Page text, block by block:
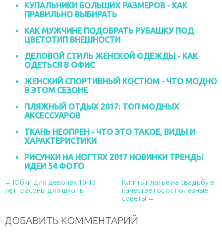
КУПАЛЬНИКИ БОЛЬШИХ РАЗМЕРОВ - КАК
ПРАВИЛЬНО ВЫБИРАТЬ
КАК МУЖЧИНЕ ПОДОБРАТЬ РУБАШКУ ПОД
ЦВЕТОТИП ВНЕШНОСТИ
ДЕЛОВОЙ СТИЛЬ ЖЕНСКОЙ ОДЕЖДЫ - КАК
ОДЕТЬСЯ В ОФИС
ЖЕНСКИЙ СПОРТИВНЫЙ КОСТЮМ - ЧТО МОДНО
В ЭТОМ СЕЗОНЕ
ПЛЯЖНЫЙ ОТДЫХ 2017: ТОП МОДНЫХ
АКСЕССУАРОВ
ТКАНЬ НЕОПРЕН - ЧТО ЭТО ТАКОЕ, ВИДЫ И
ХАРАКТЕРИСТИКИ
РИСУНКИ НА НОГТЯХ 2017 НОВИНКИ ТРЕНДЫ
ИДЕИ 54 ФОТО
← Юбки для девочек 10-13
лет: фасоны для школы
Купить платье на свадьбу в
качестве гостя: полезные
советы →
ДОБАВИТЬ КОММЕНТАРИЙ